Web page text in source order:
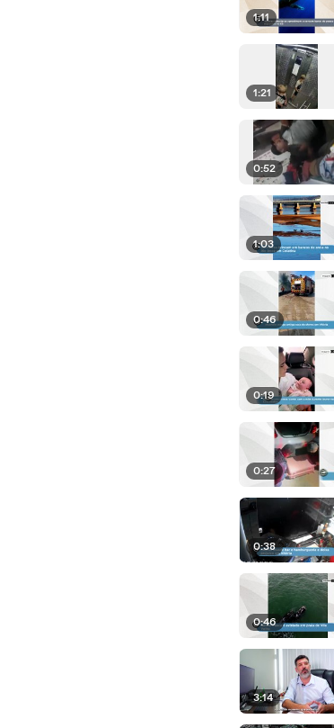
1:11
1:21
0:52
1:03
0:46
0:19
0:27
0:38
0:46
3:14